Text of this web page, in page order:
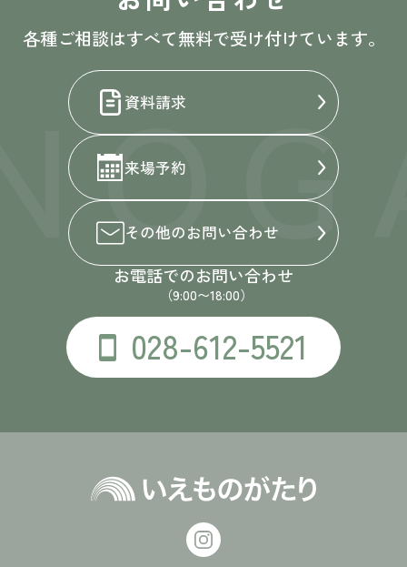
各種ご相談はすべて無料で受け付けています。
資料請求
来場予約
その他のお問い合わせ
お電話でのお問い合わせ
（9:00〜18:00）
028-612-5521